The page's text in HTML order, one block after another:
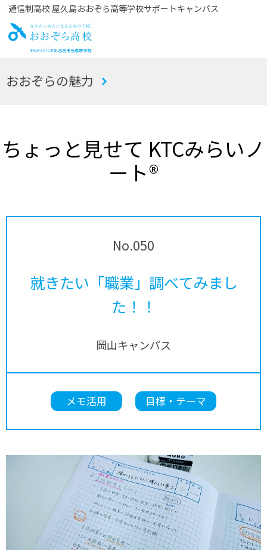
通信制高校 屋久島おおぞら高等学校サポートキャンパス
お
おおぞらの魅力
ちょっと見せて KTCみらいノ
ート®
No.050
就きたい「職業」調べてみまし
た！！
岡山キャンパス
メモ活用 目標・テーマ